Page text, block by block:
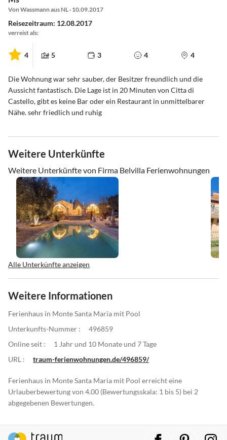
Von Wassmann aus NL · 10.09.2017
Reisezeitraum: 12.08.2017
verreist als:
4 5 3 4 4
Die Wohnung war sehr sauber, der Besitzer freundlich und die
Aussicht fantastisch. Die Lage ist in 20 Minuten von Citta di
Castello, gibt es keine Bar oder ein Restaurant in unmittelbarer
Nähe. sehr friedlich und ruhig
Weitere Unterkünfte
Weitere Unterkünfte von Firma Belvilla Ferienwohnungen
Alle Unterkünfte anzeigen
Weitere Informationen
Ferienhaus in Monte Santa Maria mit Pool
Unterkunfts-Nummer :
496859
Online seit :
1 Jahr und 10 Monate und 7 Tage
URL :
traum-ferienwohnungen.de/496859/
Ferienhaus in Monte Santa Maria mit Pool erreicht eine
Urlauberbewertung von 4.00 (Bewertungsskala: 1 bis 5) bei 2
abgegebenen Bewertungen.